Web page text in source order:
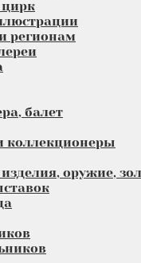
цирк
регионам
балет
коллекционеры
оружие,